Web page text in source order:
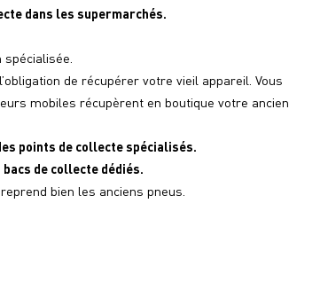
dans les supermarchés.
de récupérer votre vieil appareil. Vous
mobiles récupèrent en boutique votre ancien
points de collecte spécialisés.
de collecte dédiés.
reprend bien les anciens pneus.